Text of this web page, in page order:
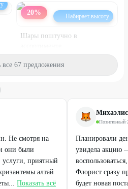
20% Набирает высоту
Шары поштучно в
120
все 67 предложения
Не смотря на
они были
приятный
алтай
Показать всё
Позитивный·
Планировали
увидела акцию
Флорист сразу
будет новая